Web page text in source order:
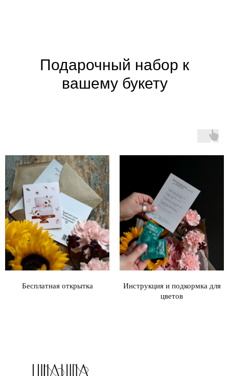
Подарочный набор к
вашему букету
Бесплатная открытка
Инструкция и подкормка для
цветов